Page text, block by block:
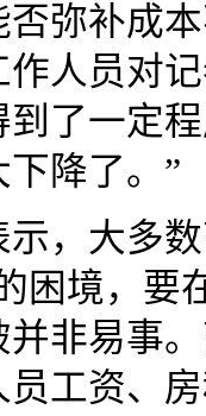
否弥补成
作人员对
到了一定
降了。”
，大多数
困境，要
并非易事
员工资、